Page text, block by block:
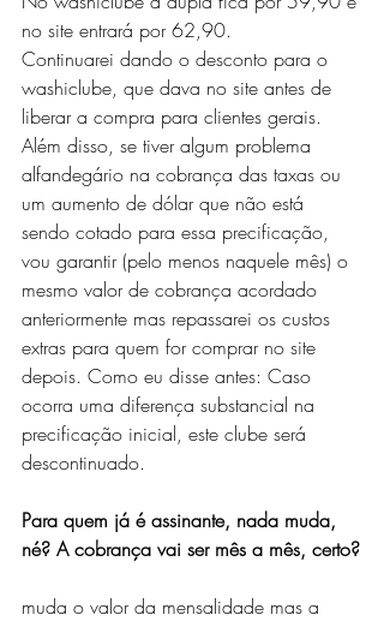
no site entrará por 62,90.
Continuarei dando o desconto para o
washiclube, que dava no site antes de
liberar a compra para clientes gerais.
Além disso, se tiver algum problema
alfandegário na cobrança das taxas ou
um aumento de dólar que não está
sendo cotado para essa precificação,
vou garantir (pelo menos naquele mês) o
mesmo valor de cobrança acordado
anteriormente mas repassarei os custos
extras para quem for comprar no site
depois. Como eu disse antes: Caso
ocorra uma diferença substancial na
precificação inicial, este clube será
descontinuado.
Para quem já é assinante, nada muda,
né? A cobrança vai ser mês a mês, certo?
muda o valor da mensalidade mas a